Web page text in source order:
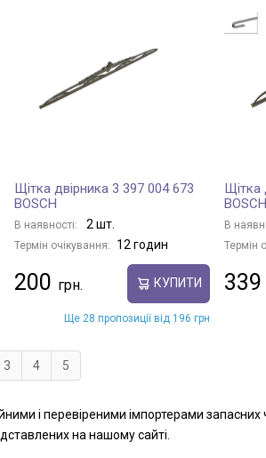
Щітка двірника 3 397 004 673
BOSCH
В наявності: 2 шт.
Термін очікування: 12 годин
200 КУПИТИ
Ще 28 пропозиції від 196 грн
Щітка
BOSCH
В
Термін
339
3 4 5
і перевіреними імпортерами запасних
на нашому сайті.